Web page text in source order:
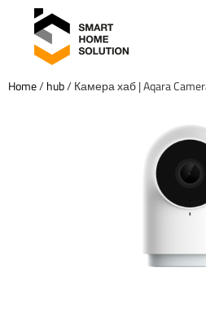
Home/hub/ Камера хаб | Aqara